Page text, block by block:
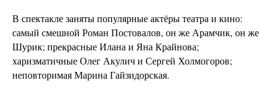
В спектакле заняты популярные актёры театра и кино:
самый смешной Роман Постовалов, он же Арамчик, он же
Шурик; прекрасные Илана и Яна Крайнова;
харизматичные Олег Акулич и Сергей Холмогоров;
неповторимая Марина Гайзидорская.